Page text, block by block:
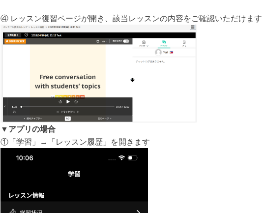
④ レッスン復習ページが開き、該当レッスンの内容をご確認いただけます
▼アプリの場合
①「学習」→「レッスン履歴」を開きます